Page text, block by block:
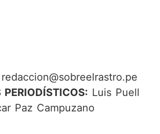
redaccion@sobreelrastro.pe
PERIODÍSTICOS: Luis Puell
Paz Campuzano